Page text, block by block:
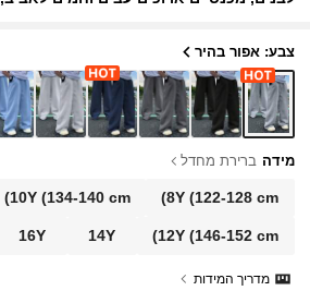
צבע: אפור בהיר
מידה ברירת מחדל
8Y (122-128 cm)
10Y(134-140 cm)
12Y (146-152 cm)
14Y
16Y
מדריך המידות